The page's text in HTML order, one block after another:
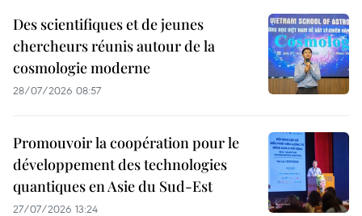
Des scientifiques et de jeunes
chercheurs réunis autour de la
cosmologie moderne
28/07/2026 08:57
Promouvoir la coopération pour le
développement des technologies
quantiques en Asie du Sud-Est
27/07/2026 13:24